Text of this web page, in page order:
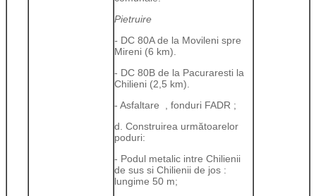
Pietruire
- DC 80A de la Movileni spre
Mireni (6 km).
- DC 80B de la Pacuraresti la
Chilieni (2,5 km).
- Asfaltare , fonduri FADR ;
d. Construirea următoarelor
poduri:
- Podul metalic intre Chilienii
de sus si Chilienii de jos :
lungime 50 m;